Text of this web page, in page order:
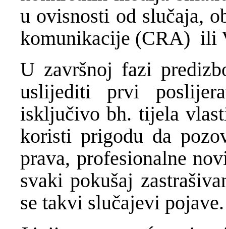
u ovisnosti od slučaja,
komunikacije (CRA) ili
U završnoj fazi
uslijediti prvi
isključivo bh. tijela
koristi prigodu da
prava, profesionalne
svaki pokušaj
se takvi slučajevi pojave.